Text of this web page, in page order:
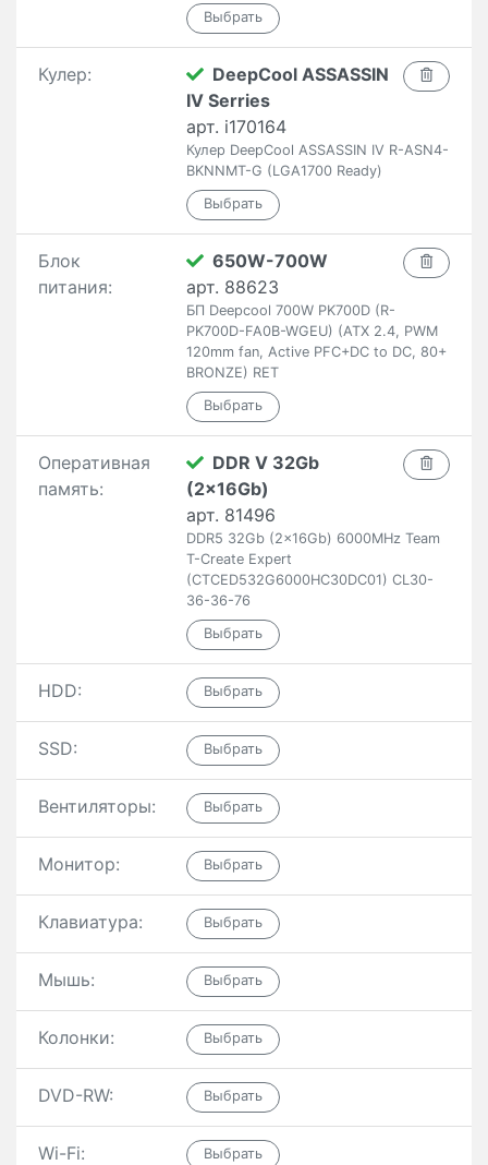
Кулер:
DeepCool ASSASSIN
IV Serries
арт. i170164
Кулер DeepCool ASSASSIN IV R-ASN4-
BKNNMT-G (LGA1700 Ready)
Блок
питания:
650W-700W
арт. 88623
БП Deepcool 700W PK700D (R-
PK700D-FA0B-WGEU) (ATX 2.4, PWM
120mm fan, Active PFC+DC to DC, 80+
BRONZE) RET
Оперативная
память:
DDR V 32Gb
(2x16Gb)
арт. 81496
DDR5 32Gb (2x16Gb) 6000MHz Team
T-Create Expert
(CTCED532G6000HC30DC01) CL30-
36-36-76
HDD:
SSD:
Вентиляторы:
Монитор:
Клавиатура:
Мышь:
Колонки:
DVD-RW:
Wi-Fi: